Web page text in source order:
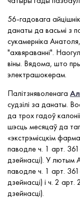
56-гадовага
данаты да васьмі з
сукамерніка
"ахвяраванні".
віны. Вядома, што
электрашокерам.
Палітзняволенага
судзілі за данаты.
да трох гадоў
шэсць месяцаў да
«экстрэмісцкім
паводле ч. 1 арт.
дзейнасці). У лютым
паводле ч. 1 арт.
дзейнасці) і ч. 2
дзейнасці).